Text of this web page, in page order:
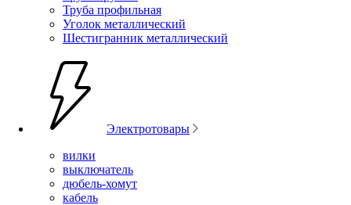
Труба профильная
Уголок металлический
Шестигранник металлический
Электротовары
вилки
выключатель
дюбель-хомут
кабель